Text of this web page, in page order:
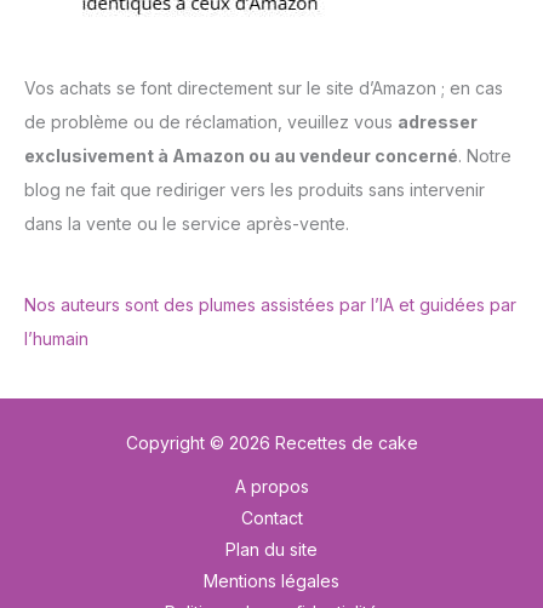
Vos achats se font directement sur le site d’Amazon ; en cas
de problème ou de réclamation, veuillez vous adresser
exclusivement à Amazon ou au vendeur concerné. Notre
blog ne fait que rediriger vers les produits sans intervenir
dans la vente ou le service après-vente.
Nos auteurs sont des plumes assistées par l’IA et guidées par
l’humain
Copyright © 2026 Recettes de cake
A propos
Contact
Plan du site
Mentions légales